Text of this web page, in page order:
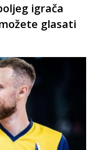
igrača
glasati